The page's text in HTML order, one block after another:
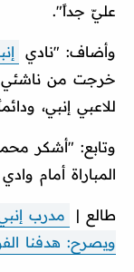
عليّ جداً".
وأضاف: "نادي
خرجت من ناشئي
للاعبي إنبي،
وتابع: "أشكر
المباراة أمام
طالع |
مدرب
ويصرح: هدفنا